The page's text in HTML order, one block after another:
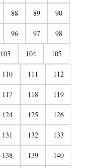
88 89 90
96 97 98
103 104 105
110 111 112
117 118 119
124 125 126
131 132 133
138 139 140